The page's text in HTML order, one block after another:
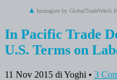
Immagine by GlobalTradeWatch
In Pacific Trade
U.S. Terms on
11 Nov 2015 di Yoghi • 3